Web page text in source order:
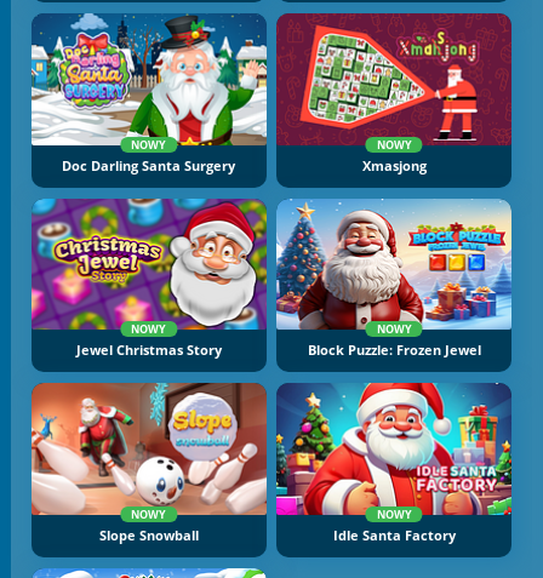
NOWY
Doc Darling Santa Surgery
NOWY
Xmasjong
NOWY
Jewel Christmas Story
NOWY
Block Puzzle: Frozen Jewel
NOWY
Slope Snowball
NOWY
Idle Santa Factory